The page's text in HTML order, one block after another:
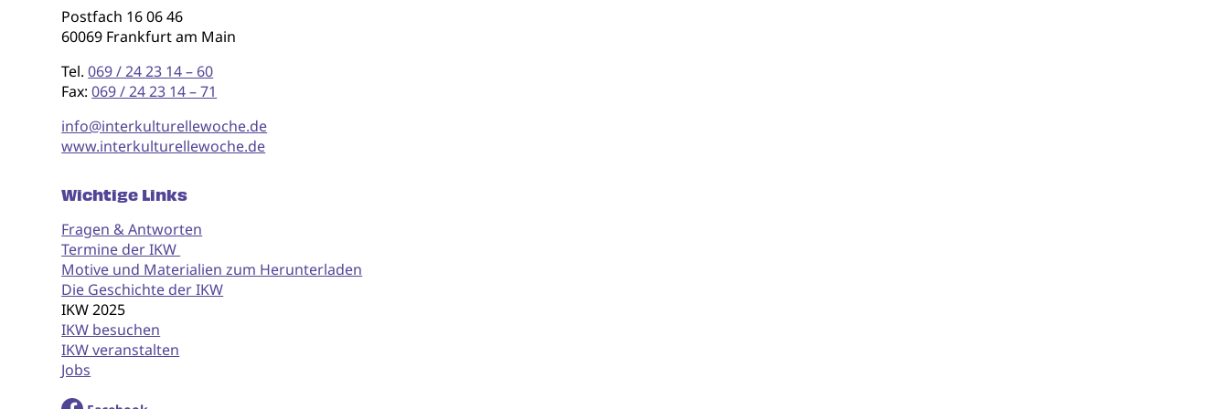
Postfach 16 06 46
60069 Frankfurt am Main
Tel.069 / 24 23 14 – 60
Fax:069 / 24 23 14 – 71
info@interkulturellewoche.de
www.interkulturellewoche.de
Wichtige Links
Fragen & Antworten
Termine der IKW
Motive und Materialien zum Herunterladen
Die Geschichte der IKW
IKW 2025
IKW besuchen
IKW veranstalten
Jobs